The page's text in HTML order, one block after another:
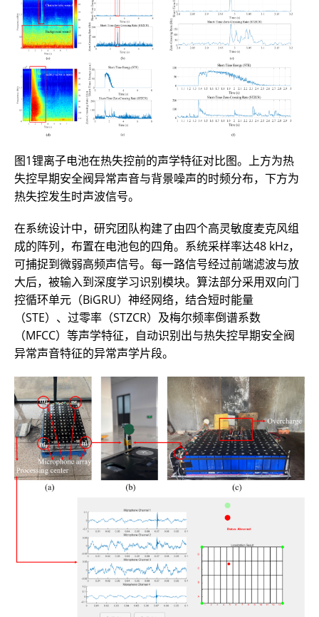
图1锂离子电池在热失控前的声学特征对比图。上方为热
失控早期安全阀异常声音与背景噪声的时频分布，下方为
热失控发生时声波信号。
在系统设计中，研究团队构建了由四个高灵敏度麦克风组
成的阵列，布置在电池包的四角。系统采样率达48 kHz，
可捕捉到微弱高频声信号。每一路信号经过前端滤波与放
大后，被输入到深度学习识别模块。算法部分采用双向门
控循环单元（BiGRU）神经网络，结合短时能量
（STE）、过零率（STZCR）及梅尔频率倒谱系数
（MFCC）等声学特征，自动识别出与热失控早期安全阀
异常声音特征的异常声学片段。